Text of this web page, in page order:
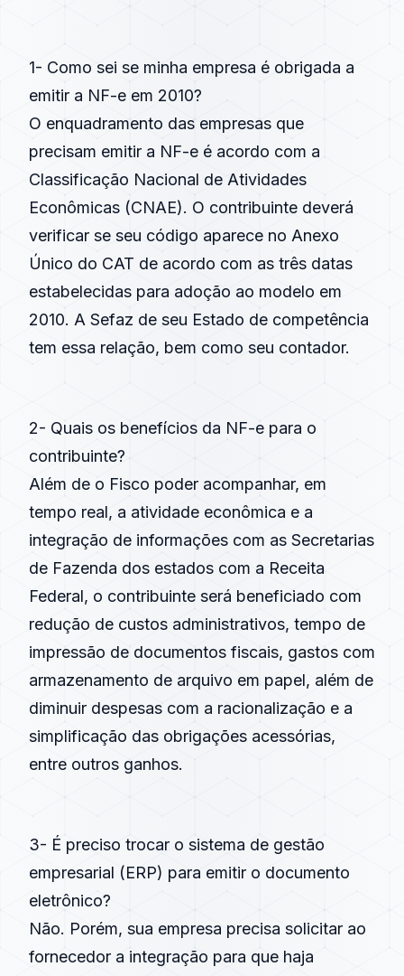
1- Como sei se minha empresa é obrigada a
emitir a NF-e em 2010?
O enquadramento das empresas que
precisam emitir a NF-e é acordo com a
Classificação Nacional de Atividades
Econômicas (CNAE). O contribuinte deverá
verificar se seu código aparece no Anexo
Único do CAT de acordo com as três datas
estabelecidas para adoção ao modelo em
2010. A Sefaz de seu Estado de competência
tem essa relação, bem como seu contador.
2- Quais os benefícios da NF-e para o
contribuinte?
Além de o Fisco poder acompanhar, em
tempo real, a atividade econômica e a
integração de informações com as Secretarias
de Fazenda dos estados com a Receita
Federal, o contribuinte será beneficiado com
redução de custos administrativos, tempo de
impressão de documentos fiscais, gastos com
armazenamento de arquivo em papel, além de
diminuir despesas com a racionalização e a
simplificação das obrigações acessórias,
entre outros ganhos.
3- É preciso trocar o sistema de gestão
empresarial (ERP) para emitir o documento
eletrônico?
Não. Porém, sua empresa precisa solicitar ao
fornecedor a integração para que haja